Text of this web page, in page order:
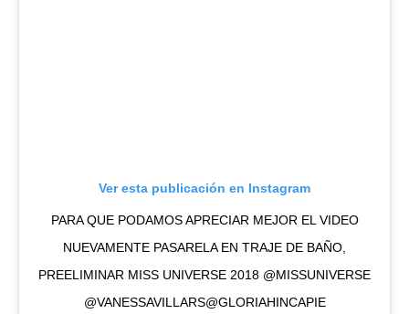
Ver esta publicación en Instagram
PARA QUE PODAMOS APRECIAR MEJOR EL VIDEO
NUEVAMENTE PASARELA EN TRAJE DE BAÑO,
PREELIMINAR MISS UNIVERSE 2018 @MISSUNIVERSE
@VANESSAVILLARS@GLORIAHINCAPIE